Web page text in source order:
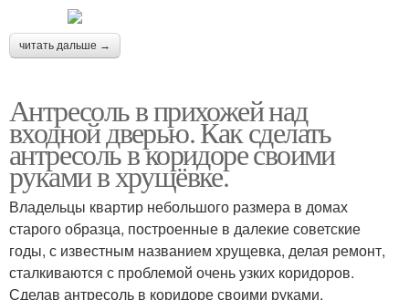
читать дальше →
Антресоль в прихожей над
входной дверью. Как сделать
антресоль в коридоре своими
руками в хрущёвке.
Владельцы квартир небольшого размера в домах
старого образца, построенные в далекие советские
годы, с известным названием хрущевка, делая ремонт,
сталкиваются с проблемой очень узких коридоров.
Сделав антресоль в коридоре своими руками,